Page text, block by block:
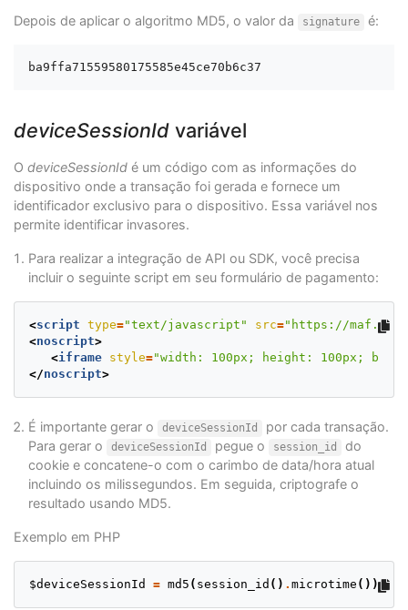
Depois de aplicar o algoritmo MD5, o valor da signature é:
deviceSessionId variável
O deviceSessionId é um código com as informações do
dispositivo onde a transação foi gerada e fornece um
identificador exclusivo para o dispositivo. Essa variável nos
permite identificar invasores.
Para realizar a integração de API ou SDK, você precisa
incluir o seguinte script em seu formulário de pagamento:
<script type="text/javascript" src="https://
<noscript>
<iframe style="width: 100px; height: 100px;
</noscript>
É importante gerar o deviceSessionId
por cada transação.
Para gerar o
deviceSessionId pegue o session_id
do
cookie e concatene-o com o carimbo de data/hora atual
incluindo os milissegundos. Em seguida, criptografe o
resultado usando MD5.
Exemplo em PHP
$deviceSessionId = md5 ( session_id () . microtime ())